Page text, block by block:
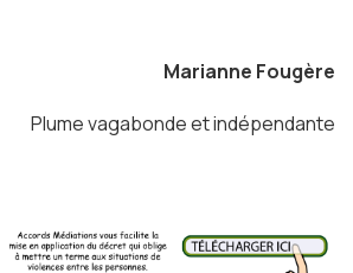
Marianne Fougère
Plume vagabonde et indépendante